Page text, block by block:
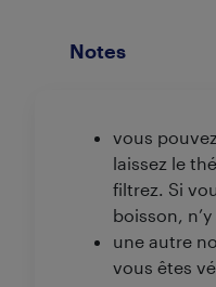
Notes
vous
laissez le
filtrez. Si
boisson,
une autre
vous êtes